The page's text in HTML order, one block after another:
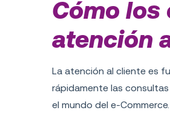
Cómo los
atención
La atención al cliente es
rápidamente las
el mundo dele-Commerce.